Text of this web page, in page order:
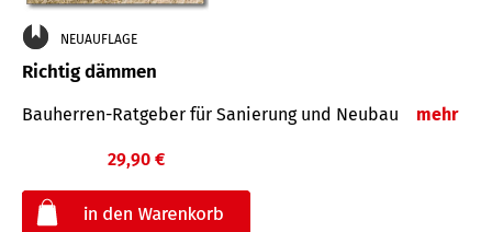
NEUAUFLAGE
Richtig dämmen
Bauherren-Ratgeber für Sanierung und Neubau mehr
29,90 €